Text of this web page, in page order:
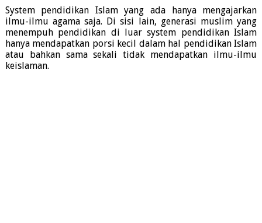
System pendidikan Islam yang ada hanya mengajarkan
ilmu-ilmu agama saja. Di sisi lain, generasi muslim yang
menempuh pendidikan di luar system pendidikan Islam
hanya mendapatkan porsi kecil dalam hal pendidikan Islam
atau bahkan sama sekali tidak mendapatkan ilmu-ilmu
keislaman.